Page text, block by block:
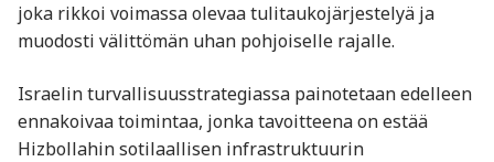
joka rikkoi voimassa olevaa tulitaukojärjestelyä ja
muodosti välittömän uhan pohjoiselle rajalle.
Israelin turvallisuusstrategiassa painotetaan edelleen
ennakoivaa toimintaa, jonka tavoitteena on estää
Hizbollahin sotilaallisen infrastruktuurin